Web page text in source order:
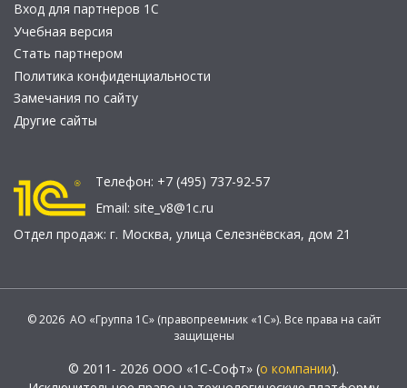
Вход для партнеров 1С
Учебная версия
Стать партнером
Политика конфиденциальности
Замечания по сайту
Другие сайты
Телефон: +7 (495) 737-92-57
Email: site_v8@1c.ru
Отдел продаж: г. Москва, улица Селезнёвская, дом 21
© 2026 АО «Группа 1С» (правопреемник «1С»). Все права на сайт
защищены
© 2011- 2026 ООО «1С-Софт» (о компании).